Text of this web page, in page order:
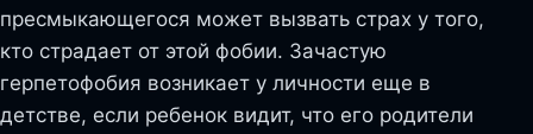
пресмыкающегося может вызвать страх у того,
кто страдает от этой фобии. Зачастую
герпетофобия возникает у личности еще в
детстве, если ребенок видит, что его родители